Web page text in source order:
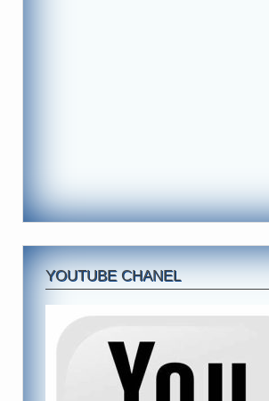
YOUTUBE CHANEL